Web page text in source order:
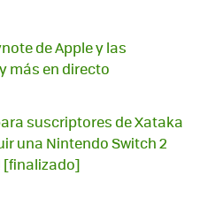
de Apple y las
más en directo
suscriptores de Xataka
una Nintendo Switch 2
[finalizado]